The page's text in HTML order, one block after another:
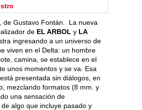
, de Gustavo Fontán. La nueva
de EL ARBOL y LA
ingresando a un universo de
viven en el Delta: un hombre
camina, se establece en el
unos momentos y se va. Esa
presentada sin diálogos, en
mezclando formatos (8 mm. y
una sensación de
algo que incluye pasado y